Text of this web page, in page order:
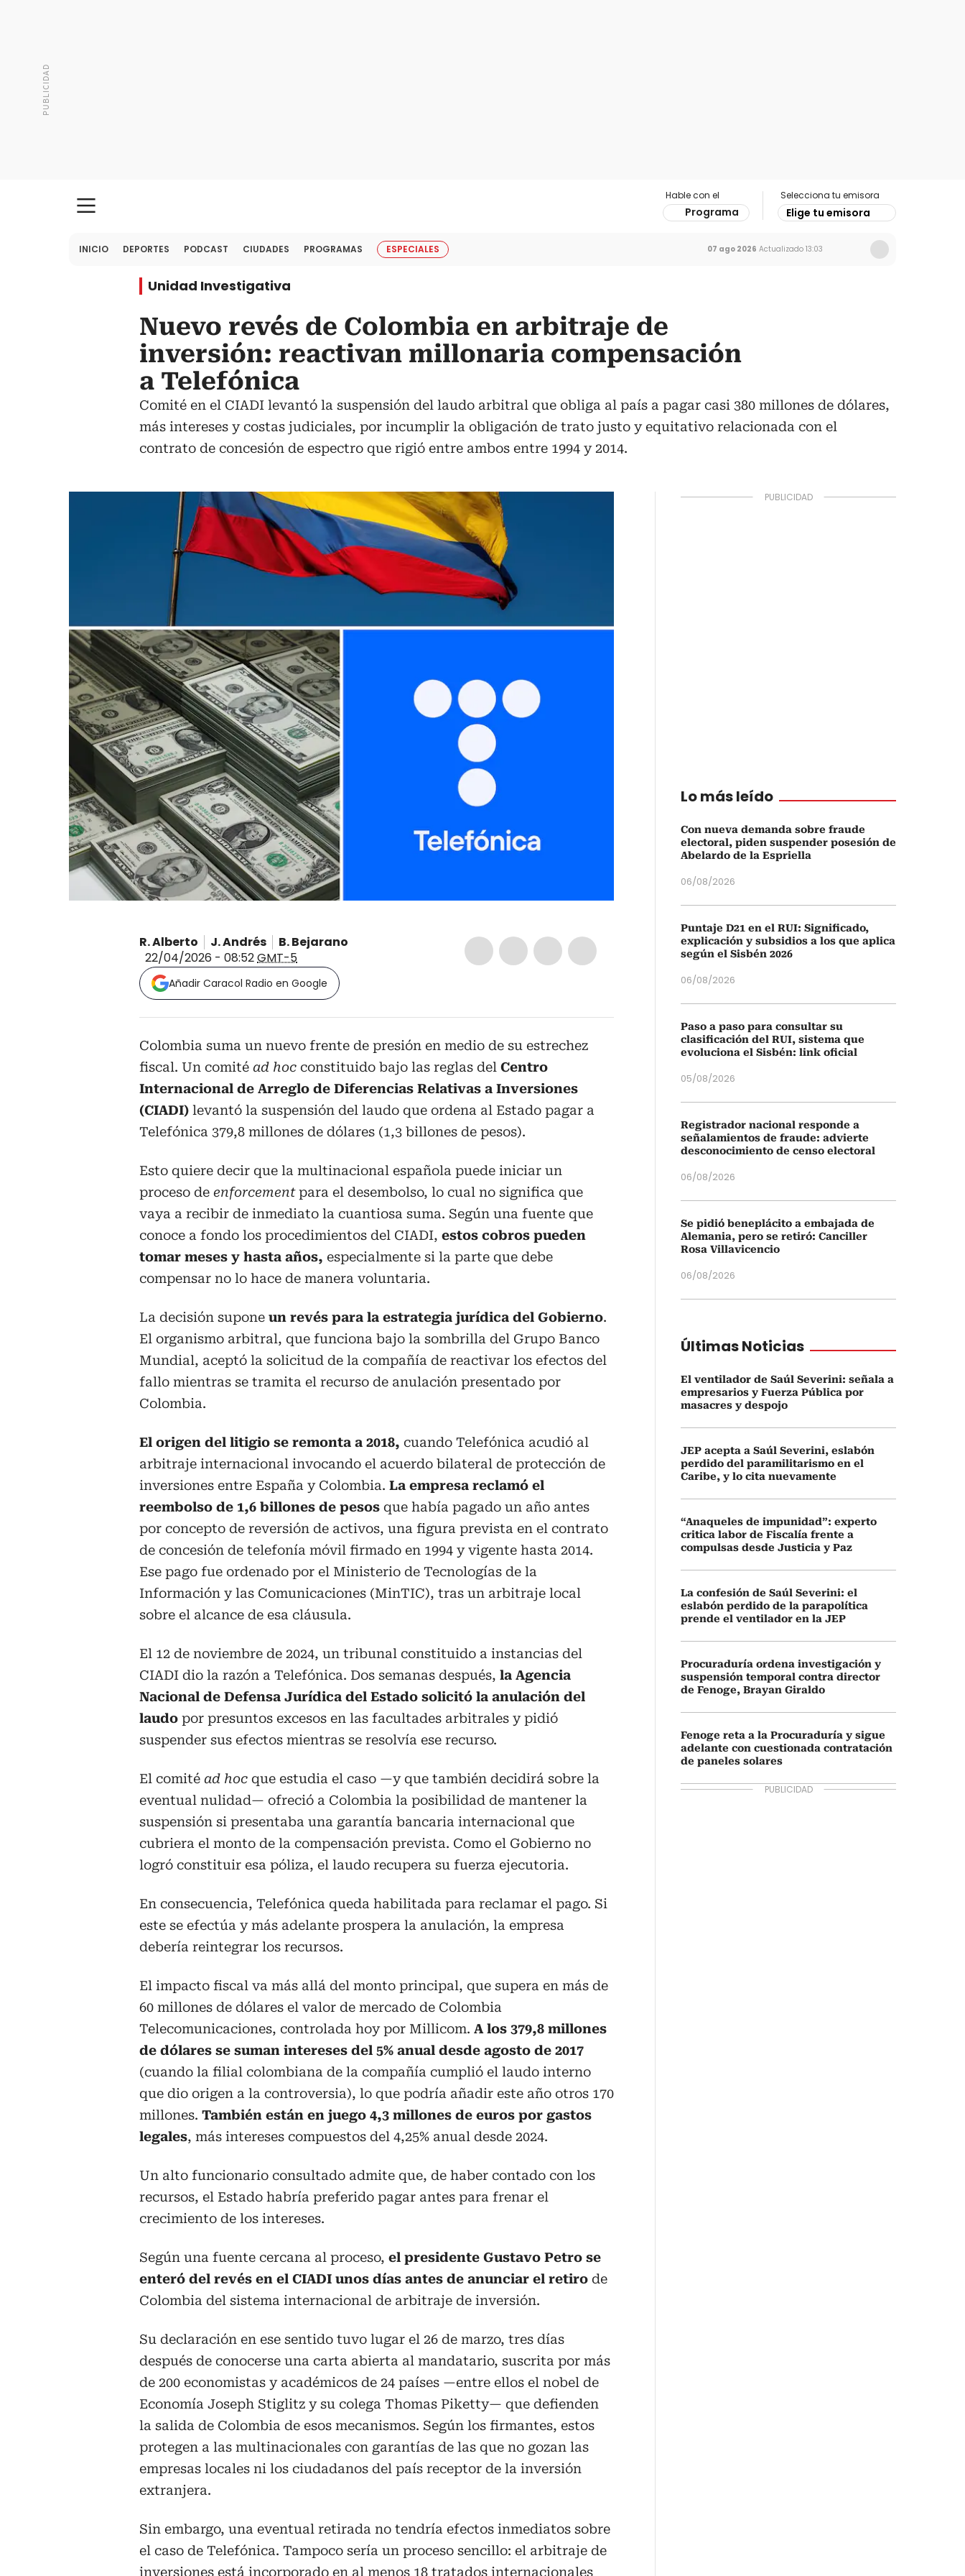
Hable con el
Programa
Selecciona tu emisora
Elige tu emisora
INICIO DEPORTES PODCAST CIUDADES PROGRAMAS ESPECIALES 07 ago 2026 Actualizado 13:03
Unidad Investigativa
Nuevo revés de Colombia en arbitraje de
inversión: reactivan millonaria compensación
a Telefónica
Comité en el CIADI levantó la suspensión del laudo arbitral que obliga al país a pagar casi 380 millones de dólares,
más intereses y costas judiciales, por incumplir la obligación de trato justo y equitativo relacionada con el
contrato de concesión de espectro que rigió entre ambos entre 1994 y 2014.
R. Alberto J. Andrés
B. Bejarano
22/04/2026 - 08:52GMT-5
Añadir Caracol Radio en Google
Colombia suma un nuevo frente de presión en medio de su estrechez
fiscal. Un comité ad hoc constituido bajo las reglas del Centro
Internacional de Arreglo de Diferencias Relativas a Inversiones
(CIADI) levantó la suspensión del laudo que ordena al Estado pagar a
Telefónica 379,8 millones de dólares (1,3 billones de pesos).
Esto quiere decir que la multinacional española puede iniciar un
proceso de enforcementpara el desembolso, lo cual no significa que
vaya a recibir de inmediato la cuantiosa suma. Según una fuente que
conoce a fondo los procedimientos del CIADI, estos cobros pueden
tomar meses y hasta años, especialmente si la parte que debe
compensar no lo hace de manera voluntaria.
La decisión supone un revés para la estrategia jurídica del Gobierno.
El organismo arbitral, que funciona bajo la sombrilla del Grupo Banco
Mundial, aceptó la solicitud de la compañía de reactivar los efectos del
fallo mientras se tramita el recurso de anulación presentado por
Colombia.
El origen del litigio se remonta a 2018, cuando Telefónica acudió al
arbitraje internacional invocando el acuerdo bilateral de protección de
inversiones entre España y Colombia. La empresa reclamó el
reembolso de 1,6 billones de pesos que había pagado un año antes
por concepto de reversión de activos, una figura prevista en el contrato
de concesión de telefonía móvil firmado en 1994 y vigente hasta 2014.
Ese pago fue ordenado por el Ministerio de Tecnologías de la
Información y las Comunicaciones (MinTIC), tras un arbitraje local
sobre el alcance de esa cláusula.
El 12 de noviembre de 2024, un tribunal constituido a instancias del
CIADI dio la razón a Telefónica. Dos semanas después, la Agencia
Nacional de Defensa Jurídica del Estado solicitó la anulación del
laudo por presuntos excesos en las facultades arbitrales y pidió
suspender sus efectos mientras se resolvía ese recurso.
El comité ad hoc que estudia el caso —y que también decidirá sobre la
eventual nulidad— ofreció a Colombia la posibilidad de mantener la
suspensión si presentaba una garantía bancaria internacional que
cubriera el monto de la compensación prevista. Como el Gobierno no
logró constituir esa póliza, el laudo recupera su fuerza ejecutoria.
En consecuencia, Telefónica queda habilitada para reclamar el pago. Si
este se efectúa y más adelante prospera la anulación, la empresa
debería reintegrar los recursos.
El impacto fiscal va más allá del monto principal, que supera en más de
60 millones de dólares el valor de mercado de Colombia
Telecomunicaciones, controlada hoy por Millicom. A los 379,8 millones
de dólares se suman intereses del 5% anual desde agosto de 2017
(cuando la filial colombiana de la compañía cumplió el laudo interno
que dio origen a la controversia), lo que podría añadir este año otros 170
millones. También están en juego 4,3 millones de euros por gastos
legales, más intereses compuestos del 4,25% anual desde 2024.
Un alto funcionario consultado admite que, de haber contado con los
recursos, el Estado habría preferido pagar antes para frenar el
crecimiento de los intereses.
Según una fuente cercana al proceso, el presidente Gustavo Petro se
enteró del revés en el CIADI unos días antes de anunciar el retiro de
Colombia del sistema internacional de arbitraje de inversión.
Su declaración en ese sentido tuvo lugar el 26 de marzo, tres días
después de conocerse una carta abierta al mandatario, suscrita por más
de 200 economistas y académicos de 24 países —entre ellos el nobel de
Economía Joseph Stiglitz y su colega Thomas Piketty— que defienden
la salida de Colombia de esos mecanismos. Según los firmantes, estos
protegen a las multinacionales con garantías de las que no gozan las
empresas locales ni los ciudadanos del país receptor de la inversión
extranjera.
Sin embargo, una eventual retirada no tendría efectos inmediatos sobre
el caso de Telefónica. Tampoco sería un proceso sencillo: el arbitraje de
inversiones está incorporado en al menos 18 tratados internacionales
Lo más leído
Con nueva demanda sobre fraude
electoral, piden suspender posesión de
Abelardo de la Espriella
06/08/2026
Puntaje D21 en el RUI: Significado,
explicación y subsidios a los que aplica
según el Sisbén 2026
06/08/2026
Paso a paso para consultar su
clasificación del RUI, sistema que
evoluciona el Sisbén: link oficial
05/08/2026
Registrador nacional responde a
señalamientos de fraude: advierte
desconocimiento de censo electoral
06/08/2026
Se pidió beneplácito a embajada de
Alemania, pero se retiró: Canciller
Rosa Villavicencio
06/08/2026
Últimas Noticias
El ventilador de Saúl Severini: señala a
empresarios y Fuerza Pública por
masacres y despojo
JEP acepta a Saúl Severini, eslabón
perdido del paramilitarismo en el
Caribe, y lo cita nuevamente
“Anaqueles de impunidad”: experto
critica labor de Fiscalía frente a
compulsas desde Justicia y Paz
La confesión de Saúl Severini: el
eslabón perdido de la parapolítica
prende el ventilador en la JEP
Procuraduría ordena investigación y
suspensión temporal contra director
de Fenoge, Brayan Giraldo
Fenoge reta a la Procuraduría y sigue
adelante con cuestionada contratación
de paneles solares